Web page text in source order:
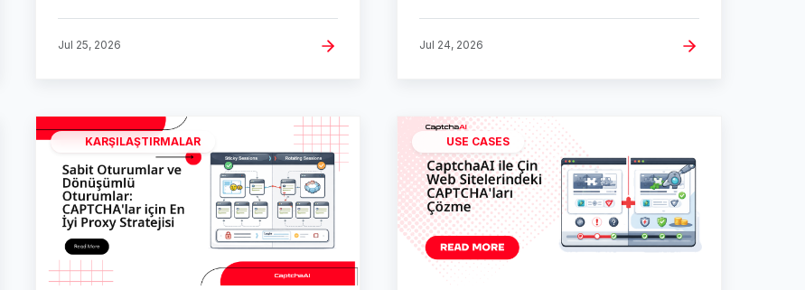
Jul 25, 2026 Jul 24, 2026
KARŞILAŞTIRMALAR USE CASES